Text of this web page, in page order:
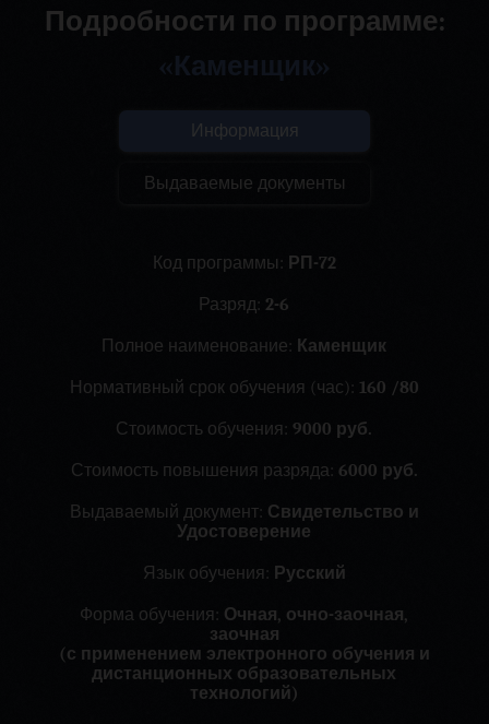
Подробности по программе:
«Каменщик»
Информация
Выдаваемые документы
Код программы: РП-72
Разряд: 2-6
Полное наименование: Каменщик
Нормативный срок обучения (час): 160 /80
Стоимость обучения: 9000 руб.
Стоимость повышения разряда: 6000 руб.
Выдаваемый документ: Свидетельство и
Удостоверение
Язык обучения: Русский
Форма обучения: Очная, очно-заочная,
заочная
(с применением электронного обучения и
дистанционных образовательных
технологий)